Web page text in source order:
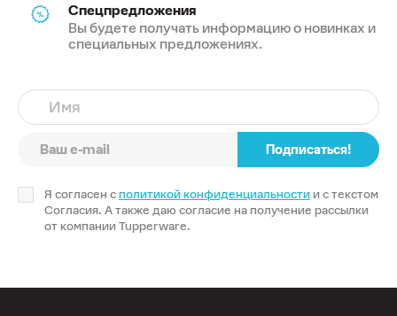
Спецпредложения
Вы будете получать информацию о новинках и
специальных предложениях.
Имя
Подписаться!
Я согласен с политикой конфиденциальности и с текстом
Согласия. А также даю согласие на получение рассылки
от компании Tupperware.